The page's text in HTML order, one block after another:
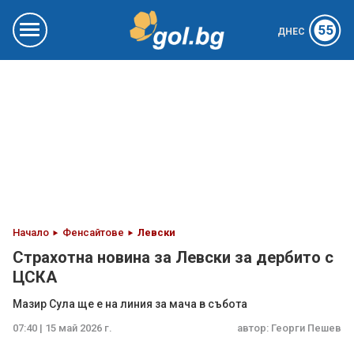
ДНЕС 55
Начало Фенсайтове Левски
Страхотна новина за Левски за дербито с
ЦСКА
Мазир Сула ще е на линия за мача в събота
07:40 | 15 май 2026 г. автор: Георги Пешев